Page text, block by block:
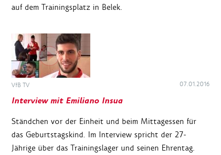
auf dem Trainingsplatz in Belek.
VfB TV 07.01.2016
Interview mit Emiliano Insua
Ständchen vor der Einheit und beim Mittagessen für
das Geburtstagskind. Im Interview spricht der 27-
Jährige über das Trainingslager und seinen Ehrentag.